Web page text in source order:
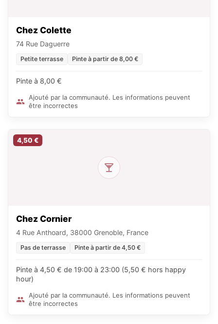
Chez Colette
74 Rue Daguerre
Petite terrasse Pinte à partir de 8,00 €
Pinte à 8,00 €
Ajouté par la communauté. Les informations peuvent
être incorrectes
4,50 €
Chez Cornier
4 Rue Anthoard, 38000 Grenoble, France
Pas de terrasse Pinte à partir de 4,50 €
Pinte à 4,50 € de 19:00 à 23:00 (5,50 € hors happy
hour)
Ajouté par la communauté. Les informations peuvent
être incorrectes